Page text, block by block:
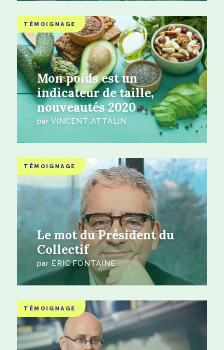
TÉMOIGNAGE
Mon poids est un
indicateur de taille,
nouveautés 2020
par VINCENT ATTALIN
TÉMOIGNAGE
Le mot du Président du
Collectif
par ÉRIC FONTAINE
TÉMOIGNAGE